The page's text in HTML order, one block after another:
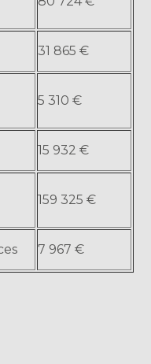
31 865 €
5 310 €
15 932 €
159 325 €
7 967 €